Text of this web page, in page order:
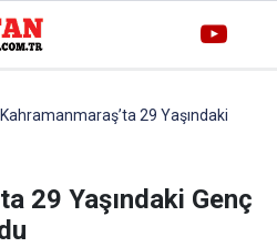
Kahramanmaraş’ta 29 Yaşındaki
29 Yaşındaki Genç